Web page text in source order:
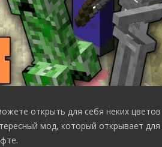
открыть для себя неких
мод, который открывает для